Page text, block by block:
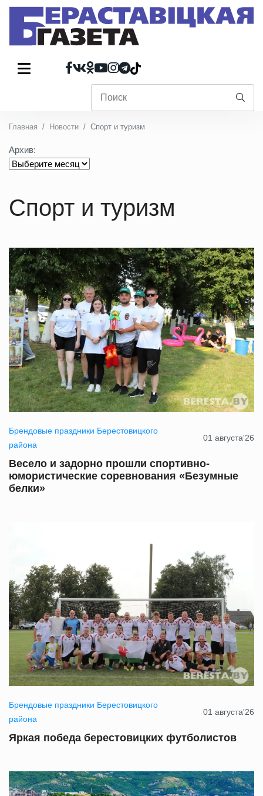
Главная Новости Спорт и туризм
Архив:
Спорт и туризм
Брендовые праздники Берестовицкого
района
01 августа'26
Весело и задорно прошли спортивно-
юмористические соревнования «Безумные
белки»
Брендовые праздники Берестовицкого
района
01 августа'26
Яркая победа берестовицких футболистов